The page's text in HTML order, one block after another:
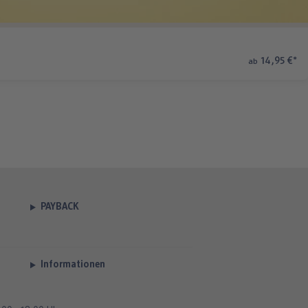
ab 14,95 €*
PAYBACK
Informationen